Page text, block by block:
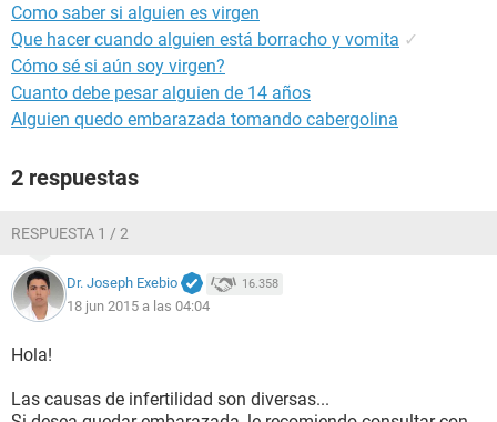
Como saber si alguien es virgen
Que hacer cuando alguien está borracho y vomita ✓
Cómo sé si aún soy virgen?
Cuanto debe pesar alguien de 14 años
Alguien quedo embarazada tomando cabergolina
2 respuestas
RESPUESTA 1 / 2
Dr. Joseph Exebio 16.358
18 jun 2015 a las 04:04
Hola!
Las causas de infertilidad son diversas...